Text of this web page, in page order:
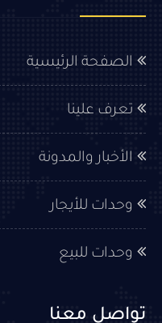
الصفحة الرئيسية
تعرف علينا
الأخبار والمدونة
وحدات للأيجار
وحدات للبيع
تواصل معنا